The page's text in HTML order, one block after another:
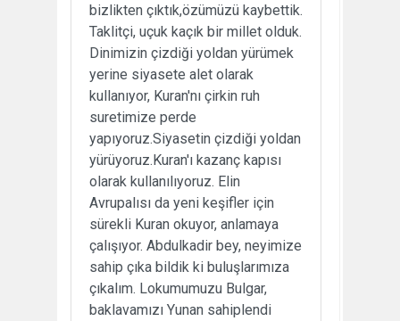
bizlikten çıktık,özümüzü kaybettik.
Taklitçi, uçuk kaçık bir millet olduk.
Dinimizin çizdiği yoldan yürümek
yerine siyasete alet olarak
kullanıyor, Kuran'nı çirkin ruh
suretimize perde
yapıyoruz.Siyasetin çizdiği yoldan
yürüyoruz.Kuran'ı kazanç kapısı
olarak kullanılıyoruz. Elin
Avrupalısı da yeni keşifler için
sürekli Kuran okuyor, anlamaya
çalışıyor. Abdulkadir bey, neyimize
sahip çıka bildik ki buluşlarımıza
çıkalım. Lokumumuzu Bulgar,
baklavamızı Yunan sahiplendi